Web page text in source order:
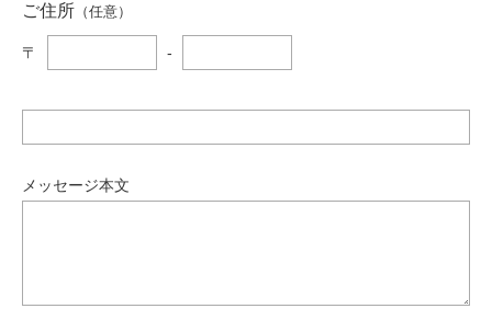
ご住所 （任意）
〒 -
メッセージ本文